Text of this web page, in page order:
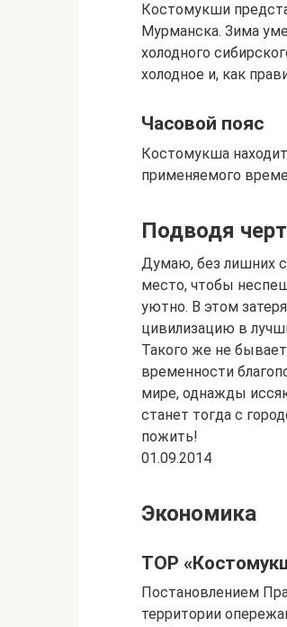
Костомукши
Мурманска. Зима
холодного
холодное и, как
Часовой пояс
Костомукша
применяемого
Подводя
Думаю, без лишних
место, чтобы
уютно. В этом
цивилизацию в
Такого же не
временности
мире, однажды
станет тогда с
пожить!
01.09.2014
Экономика
ТОР
Постановлением
территории